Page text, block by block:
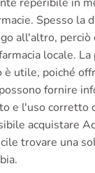
Spesso la
all'altro,
locale. La
utile, poiché
fornire
e l'uso corretto
acquistare
trovare una